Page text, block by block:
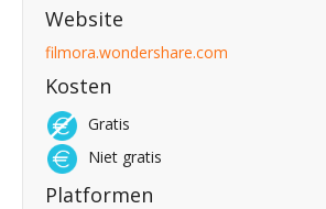
Website
filmora.wondershare.com
Kosten
Gratis
Niet gratis
Platformen